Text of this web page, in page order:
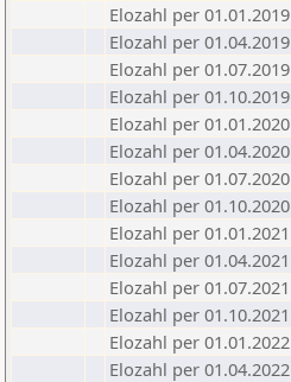
Elozahl per 01.01.2019
Elozahl per 01.04.2019
Elozahl per 01.07.2019
Elozahl per 01.10.2019
Elozahl per 01.01.2020
Elozahl per 01.04.2020
Elozahl per 01.07.2020
Elozahl per 01.10.2020
Elozahl per 01.01.2021
Elozahl per 01.04.2021
Elozahl per 01.07.2021
Elozahl per 01.10.2021
Elozahl per 01.01.2022
Elozahl per 01.04.2022